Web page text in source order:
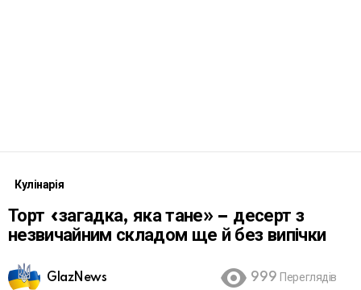
Кулінарія
Торт «загадка, яка тане» – десерт з
незвичайним складом ще й без випічки
GlazNews 999 Переглядів